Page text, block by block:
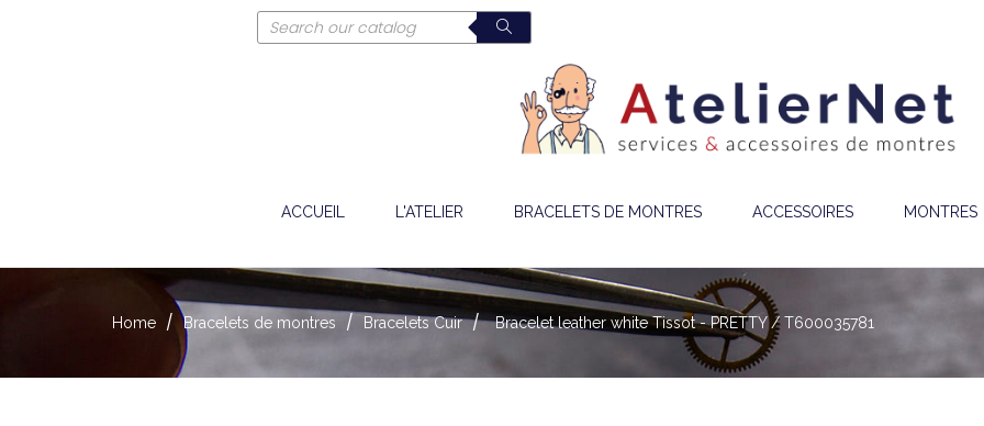
ACCUEIL L'ATELIER BRACELETS DE MONTRES ACCESSOIRES MONTRES
Home Bracelets de montres Bracelets Cuir Bracelet leather white Tissot - PRETTY / T600035781